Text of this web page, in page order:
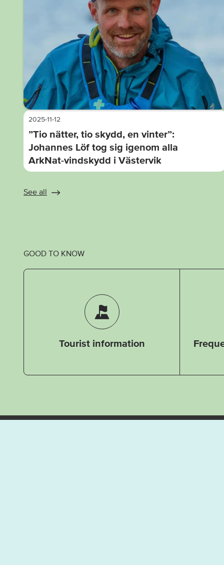
2025-11-12
”Tio nätter, tio skydd, en vinter”:
Johannes Löf tog sig igenom alla
ArkNat-vindskydd i Västervik
See all
GOOD TO KNOW
Tourist information